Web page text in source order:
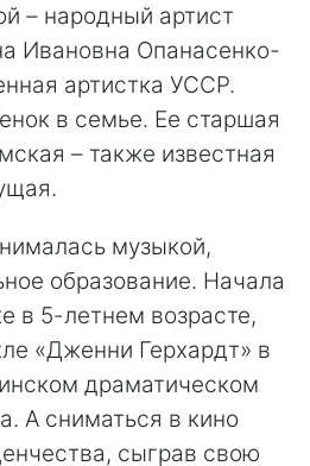
– народный артист
Ивановна Опанасенко-
артистка УССР.
в семье. Ее старшая
– также известная
музыкой,
образование. Начала
в 5-летнем возрасте,
«Дженни Герхардт» в
драматическом
А сниматься в кино
сыграв свою